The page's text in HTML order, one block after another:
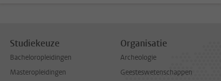
Studiekeuze
Bacheloropleidingen
Masteropleidingen
Organisatie
Archeologie
Geesteswetenschappen